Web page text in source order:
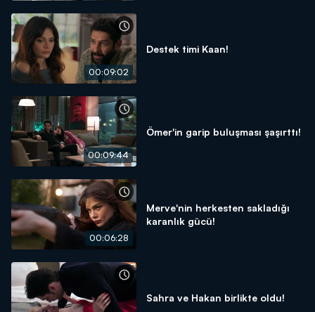
00:09:02
Destek timi Kaan!
00:09:44
Ömer'in garip buluşması şaşırttı!
00:06:28
Merve'nin herkesten sakladığı
karanlık gücü!
Sahra ve Hakan birlikte oldu!